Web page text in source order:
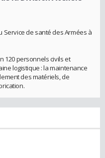
Service de santé des Armées à
120 personnels civils et
logistique : la maintenance
des matériels, de